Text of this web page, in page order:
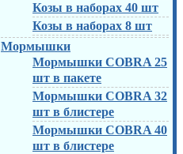
Козы в наборах 40 шт
Козы в наборах 8 шт
Мормышки
Мормышки COBRA 25
шт в пакете
Мормышки COBRA 32
шт в блистере
Мормышки COBRA 40
шт в блистере